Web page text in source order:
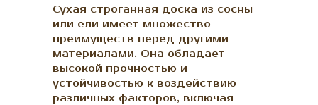
Сухая строганная доска из сосны
или ели имеет множество
преимуществ перед другими
материалами. Она обладает
высокой прочностью и
устойчивостью к воздействию
различных факторов, включая